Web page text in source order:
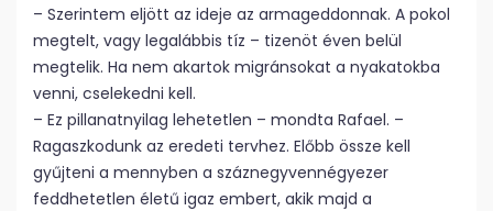
– Szerintem eljött az ideje az armageddonnak. A pokol
megtelt, vagy legalábbis tíz – tizenöt éven belül
megtelik. Ha nem akartok migránsokat a nyakatokba
venni, cselekedni kell.
– Ez pillanatnyilag lehetetlen – mondta Rafael. –
Ragaszkodunk az eredeti tervhez. Előbb össze kell
gyűjteni a mennyben a száznegyvennégyezer
feddhetetlen életű igaz embert, akik majd a